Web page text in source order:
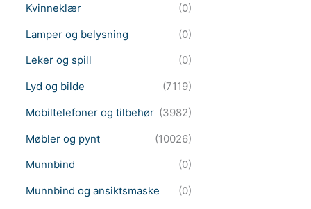
Kvinneklær
(0)
Lamper og belysning
(0)
Leker og spill
(0)
Lyd og bilde
(7119)
Mobiltelefoner og tilbehør (3982)
Møbler og pynt
(10026)
Munnbind
(0)
Munnbind og ansiktsmaske
(0)